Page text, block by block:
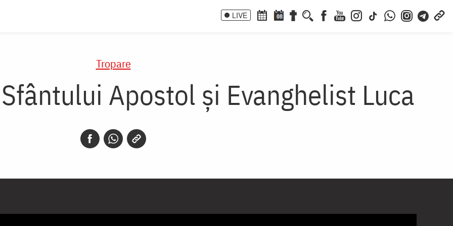
LIVE 08
Tropare
Apostol și Evanghelist Luca